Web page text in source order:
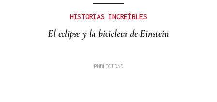
HISTORIAS INCREÍBLES
El eclipse y la bicicleta de Einstein